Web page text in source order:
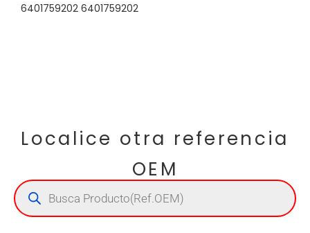
6401759202 6401759202
Localice otra referencia
OEM